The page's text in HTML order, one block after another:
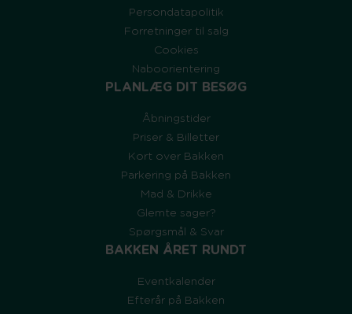
Persondatapolitik
Forretninger til salg
Cookies
Naboorientering
PLANLÆG DIT BESØG
Åbningstider
Priser & Billetter
Kort over Bakken
Parkering på Bakken
Mad & Drikke
Glemte sager?
Spørgsmål & Svar
BAKKEN ÅRET RUNDT
Eventkalender
Efterår på Bakken